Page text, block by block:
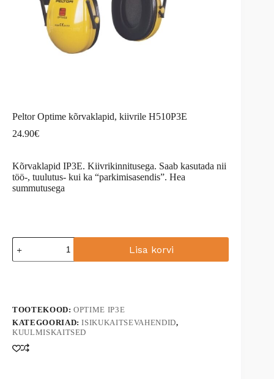
Peltor Optime kõrvaklapid, kiivrile H510P3E
24.90€
Kõrvaklapid IP3E. Kiivrikinnitusega. Saab kasutada nii
töö-, tuulutus- kui ka “parkimisasendis”. Hea
summutusega
Peltor
Optime
kõrvaklapid,
Lisa korvi
r
n
a
t
TOOTEKOOD:OPTIME IP3E
KATEGOORIAD:ISIKUKAITSEVAHENDID,
KUULMISKAITSED